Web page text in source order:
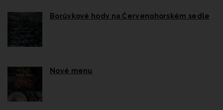
Borůvkové hody na Červenohorském sedle
Nové menu